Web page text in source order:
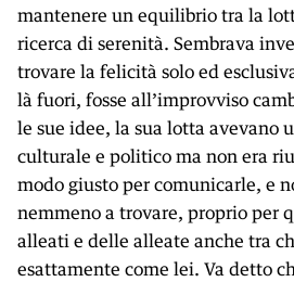
mantenere un equilibrio tra la
ricerca di serenità. Sembrava
trovare la felicità solo ed
là fuori, fosse all’improvviso
le sue idee, la sua lotta avevano
culturale e politico ma non era
modo giusto per comunicarle, e
nemmeno a trovare, proprio per
alleati e delle alleate anche tra
esattamente come lei. Va detto